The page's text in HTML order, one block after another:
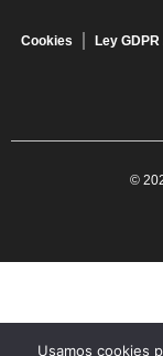
Cookies Ley GDPR
©
Usamos cookies